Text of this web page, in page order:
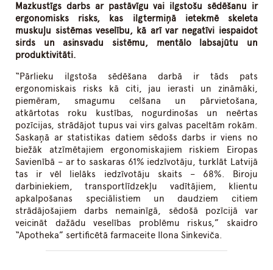
Mazkustīgs darbs ar pastāvīgu vai ilgstošu sēdēšanu ir
ergonomisks risks, kas ilgtermiņā ietekmē skeleta
muskuļu sistēmas veselību, kā arī var negatīvi iespaidot
sirds un asinsvadu sistēmu, mentālo labsajūtu un
produktivitāti.
“Pārlieku ilgstoša sēdēšana darbā ir tāds pats
ergonomiskais risks kā citi, jau ierasti un zināmāki,
piemēram, smagumu celšana un pārvietošana,
atkārtotas roku kustības, nogurdinošas un neērtas
pozīcijas, strādājot tupus vai virs galvas paceltām rokām.
Saskaņā ar statistikas datiem sēdošs darbs ir viens no
biežāk atzīmētajiem ergonomiskajiem riskiem Eiropas
Savienībā – ar to saskaras 61% iedzīvotāju, turklāt Latvijā
tas ir vēl lielāks iedzīvotāju skaits – 68%. Biroju
darbiniekiem, transportlīdzekļu vadītājiem, klientu
apkalpošanas speciālistiem un daudziem citiem
strādājošajiem darbs nemainīgā, sēdošā pozīcijā var
veicināt dažādu veselības problēmu riskus,” skaidro
“Apotheka” sertificētā farmaceite Ilona Sinkeviča.